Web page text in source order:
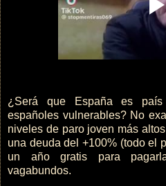
¿Será que España es
españoles vulnerables? No
niveles de paro joven más
una deuda del +100% (todo el
un año gratis para
vagabundos.